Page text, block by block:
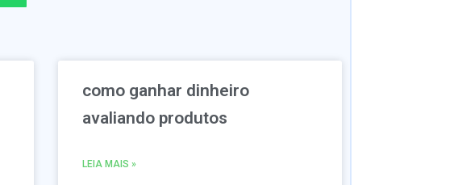
como ganhar dinheiro
avaliando produtos
LEIA MAIS »